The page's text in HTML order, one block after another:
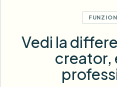
Vedi la
creator,